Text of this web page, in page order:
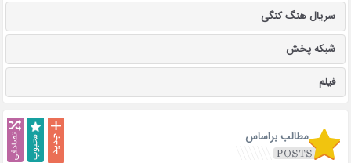
سریال هنگ کنگی
شبکه پخش
فیلم
مطالب براساس